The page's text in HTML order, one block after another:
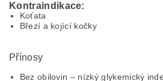
Kontraindikace:
Koťata
Březí a kojící kočky
Přínosy
Bez obilovin – nízký glykemický